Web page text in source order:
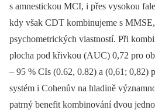
s amnestickou MCI, i přes vysokou
kdy však CDT kombinujeme s
psychometrických vlastností. Při
plocha pod křivkou (AUC) 0,72 pro
–⁠ 95 % CIs (0.62, 0.82) a (0,61; 0,82)
systém i Cohenův na hladině
patrný benefit kombinování dvou